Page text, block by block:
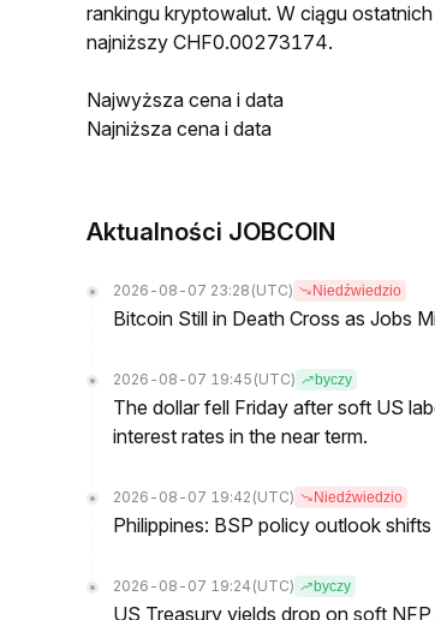
rankingu kryptowalut. W ciągu
najniższy CHF0.00273174.
Najwyższa cena i data
Najniższa cena i data
Aktualności JOBCOIN
2026-08-07 23:28 (UTC) Niedźwiedzio
Bitcoin Still in Death Cross as Jobs
2026-08-07 19:45 (UTC) byczy
The dollar fell Friday after soft US
interest rates in the near term.
2026-08-07 19:42 (UTC) Niedźwiedzio
Philippines: BSP policy outlook
2026-08-07 19:24 (UTC) byczy
US Treasury yields drop on soft